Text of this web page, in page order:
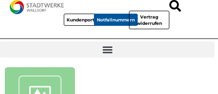
KundenportalNotfallnummern
Vertrag
widerrufen